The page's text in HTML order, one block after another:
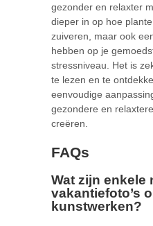
gezonder en relaxter
dieper in op hoe
zuiveren, maar ook
hebben op je
stressniveau. Het is
te lezen en te
eenvoudige
gezondere en
creëren.
FAQs
Wat zijn enkele
vakantiefoto’s
kunstwerken?